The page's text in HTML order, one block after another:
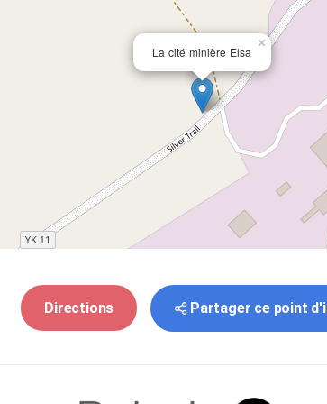
La cité minière Elsa
×
Directions Partager ce point